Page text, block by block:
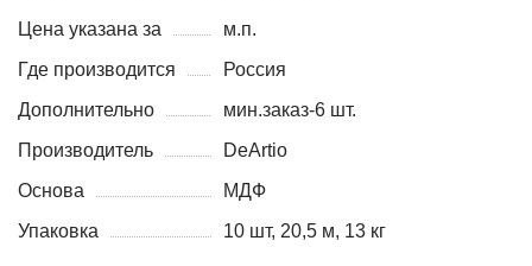
Цена указана за
м.п.
Где производится
Россия
Дополнительно
мин.заказ-6 шт.
Производитель
DeArtio
Основа
МДФ
Упаковка
10 шт, 20,5 м, 13 кг